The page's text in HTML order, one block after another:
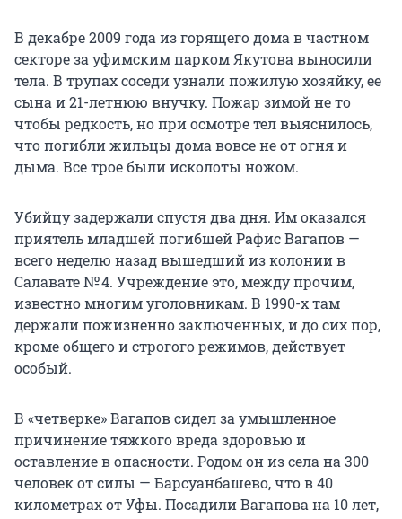
В декабре 2009 года из горящего дома в частном
секторе за уфимским парком Якутова выносили
тела. В трупах соседи узнали пожилую хозяйку, ее
сына и21-летнюю внучку. Пожар зимой не то
чтобы редкость, но при осмотре тел выяснилось,
что погибли жильцы дома вовсе не от огня и
дыма. Все трое были исколоты ножом.
Убийцу задержали спустя два дня. Им оказался
приятель младшей погибшей Рафис Вагапов —
всего неделю назад вышедший из колонии в
Салавате№ 4. Учреждение это, между прочим,
известно многим уголовникам. В 1990-х там
держали пожизненно заключенных, и до сих пор,
кроме общего и строгого режимов, действует
особый.
В «четверке» Вагапов сидел за умышленное
причинение тяжкого вреда здоровью и
оставление в опасности. Родом он из села на 300
человек от силы — Барсуанбашево, что в 40
километрах от Уфы. Посадили Вагапова на 10 лет,